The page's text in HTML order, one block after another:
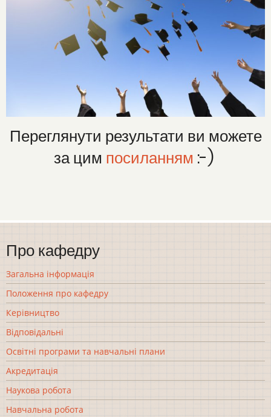
Переглянути результати ви можете
за цим посиланням :-)
Про кафедру
Загальна інформація
Положення про кафедру
Керівництво
Відповідальні
Освітні програми та навчальні плани
Акредитація
Наукова робота
Навчальна робота